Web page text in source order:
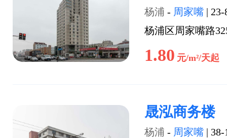
杨浦 - 周家嘴 | 23-
杨浦区周家嘴路
1.80 元/m²/天起
晟泓商务楼
杨浦 - 周家嘴 | 38-